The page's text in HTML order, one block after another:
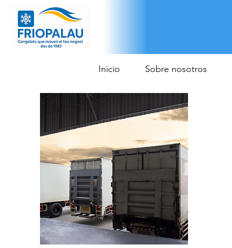
Inicio Sobre nosotros